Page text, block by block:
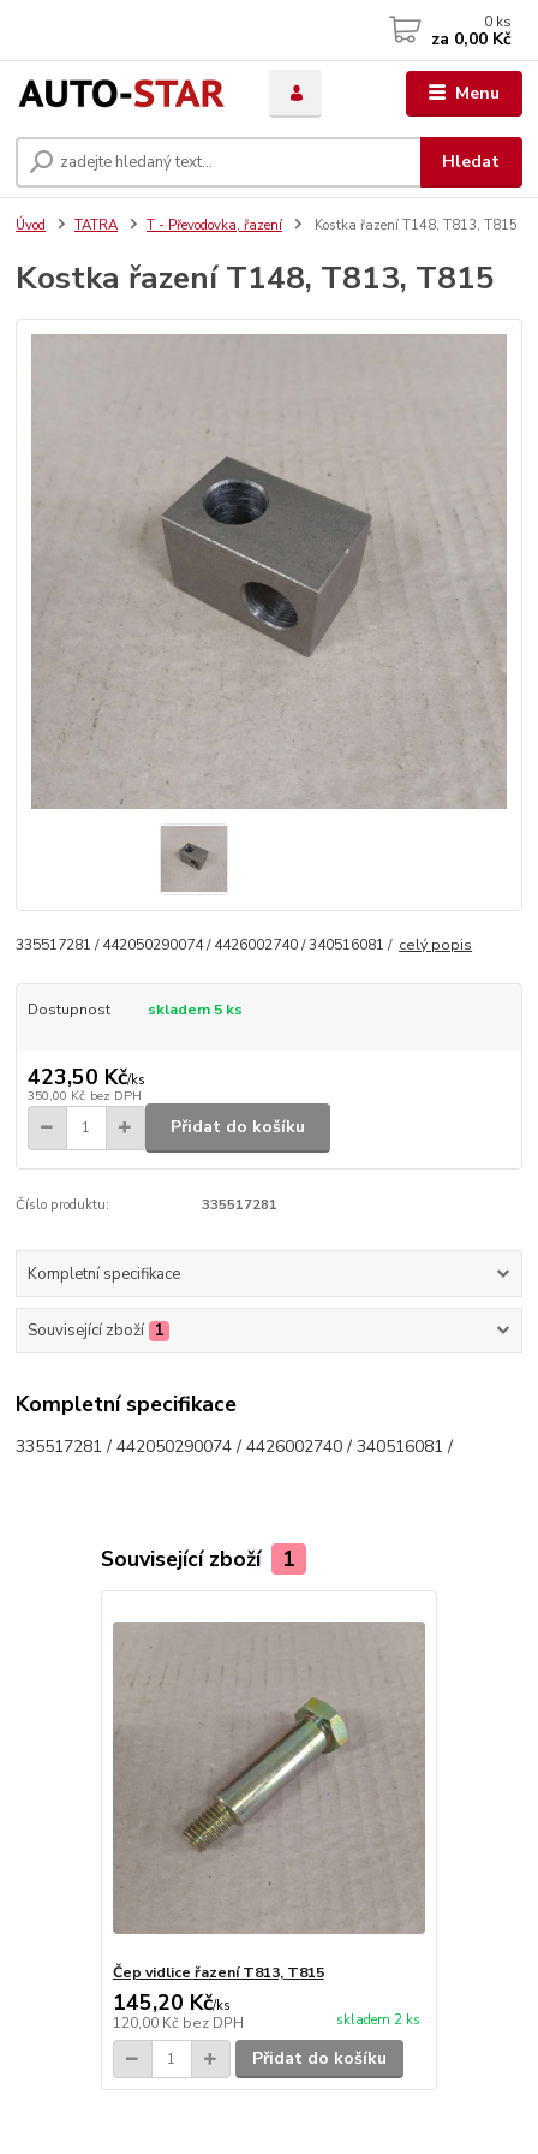
Menu
Hledat
0 ks
za 0,00 Kč
Úvod TATRA T - Převodovka, řazení Kostka řazení T148, T813, T815
Kostka řazení T148, T813, T815
335517281 / 442050290074 / 4426002740 / 340516081 / celý popis
Dostupnost skladem 5 ks
423,50 Kč/ks
350,00 Kč bez DPH
Přidat do košíku
Číslo produktu: 335517281
Kompletní specifikace
Související zboží 1
Kompletní specifikace
335517281 / 442050290074 / 4426002740 / 340516081 /
Související zboží 1
Čep vidlice řazení T813, T815
145,20 Kč/ks
120,00 Kč bez DPH skladem 2 ks
Přidat do košíku